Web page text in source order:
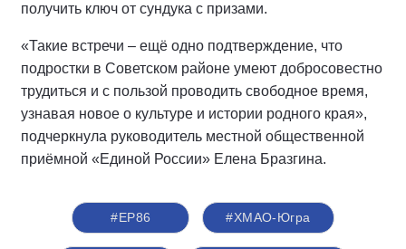
получить ключ от сундука с призами.
«Такие встречи – ещё одно подтверждение, что
подростки в Советском районе умеют добросовестно
трудиться и с пользой проводить свободное время,
узнавая новое о культуре и истории родного края»,
подчеркнула руководитель местной общественной
приёмной «Единой России» Елена Бразгина.
#ЕР86 #ХМАО-Югра